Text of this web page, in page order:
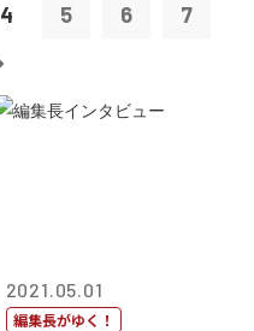
4 5 6 7
2021.05.01
編集長がゆく！